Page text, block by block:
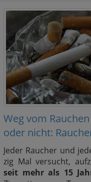
Weg vom
oder nicht:
Jeder Raucher und
zig Mal versucht,
seit mehr als 15